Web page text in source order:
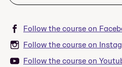
Follow the course on
Follow the course on
Follow the course on